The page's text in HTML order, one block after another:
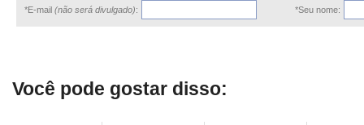
*E-mail (não será divulgado): *Seu nome:
Você pode gostar disso: